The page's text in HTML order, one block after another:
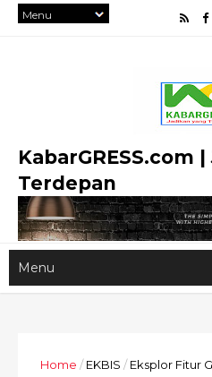
KabarGRESS.com
Terdepan
Home / EKBIS / Eksplor Fitur